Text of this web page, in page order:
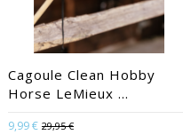
Cagoule Clean Hobby
Horse LeMieux ...
9,99 € 29,95 €